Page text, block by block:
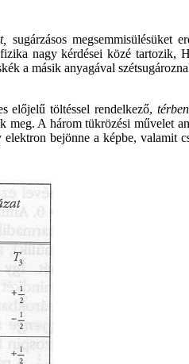
sugárzásos megsemmisülésüket
fizika nagy kérdései közé tartozik,
a másik anyagával
előjelű töltéssel rendelkező,
meg. A három tükrözési művelet
bejönne a képbe, valamit